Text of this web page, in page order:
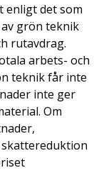
enligt det som
grön teknik
rutavdrag.
arbets- och
teknik får inte
inte ger
Om